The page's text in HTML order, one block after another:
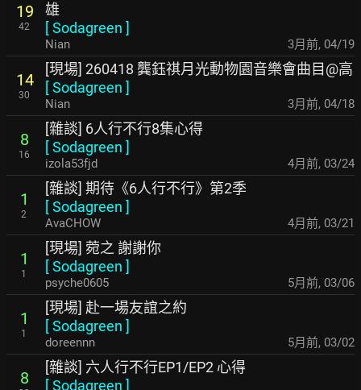
19
42
雄
[Sodagreen ]
Nian 3月前, 04/19
14
30
[現場] 260418 龔鈺祺月光動物園音樂會曲目@高
[Sodagreen ]
Nian 3月前, 04/18
8
16
[雜談] 6人行不行8集心得
[Sodagreen ]
izola53fjd 4月前, 03/24
1
2
[雜談] 期待《6人行不行》第2季
[Sodagreen ]
AvaCHOW 4月前, 03/21
1
1
[現場] 菀之 謝謝你
[Sodagreen ]
psyche0605 5月前, 03/06
1
1
[現場] 赴一場友誼之約
[Sodagreen ]
doreennn 5月前, 03/02
8
[雜談] 六人行不行EP1/EP2 心得
[Sodagreen ]